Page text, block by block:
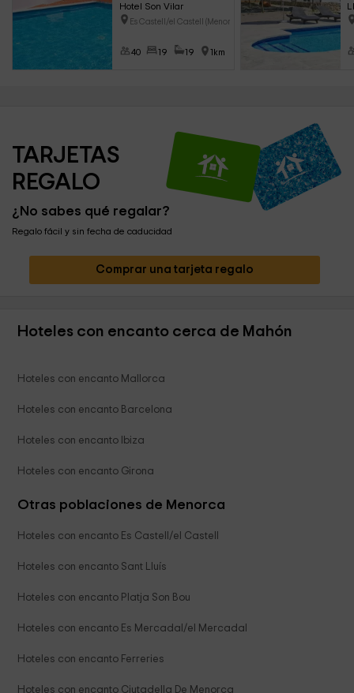
Hotel Son Vilar
Es Castell/el Castell (Menorca
40 19 19 1km
TARJETAS
REGALO
¿No sabes qué regalar?
Regalo fácil y sin fecha de caducidad
Comprar una tarjeta regalo
Hoteles con encanto cerca de Mahón
Hoteles con encanto Mallorca
Hoteles con encanto Barcelona
Hoteles con encanto Ibiza
Hoteles con encanto Girona
Otras poblaciones de Menorca
Hoteles con encanto Es Castell/el Castell
Hoteles con encanto Sant Lluís
Hoteles con encanto Platja Son Bou
Hoteles con encanto Es Mercadal/el Mercadal
Hoteles con encanto Ferreries
Hoteles con encanto Ciutadella De Menorca